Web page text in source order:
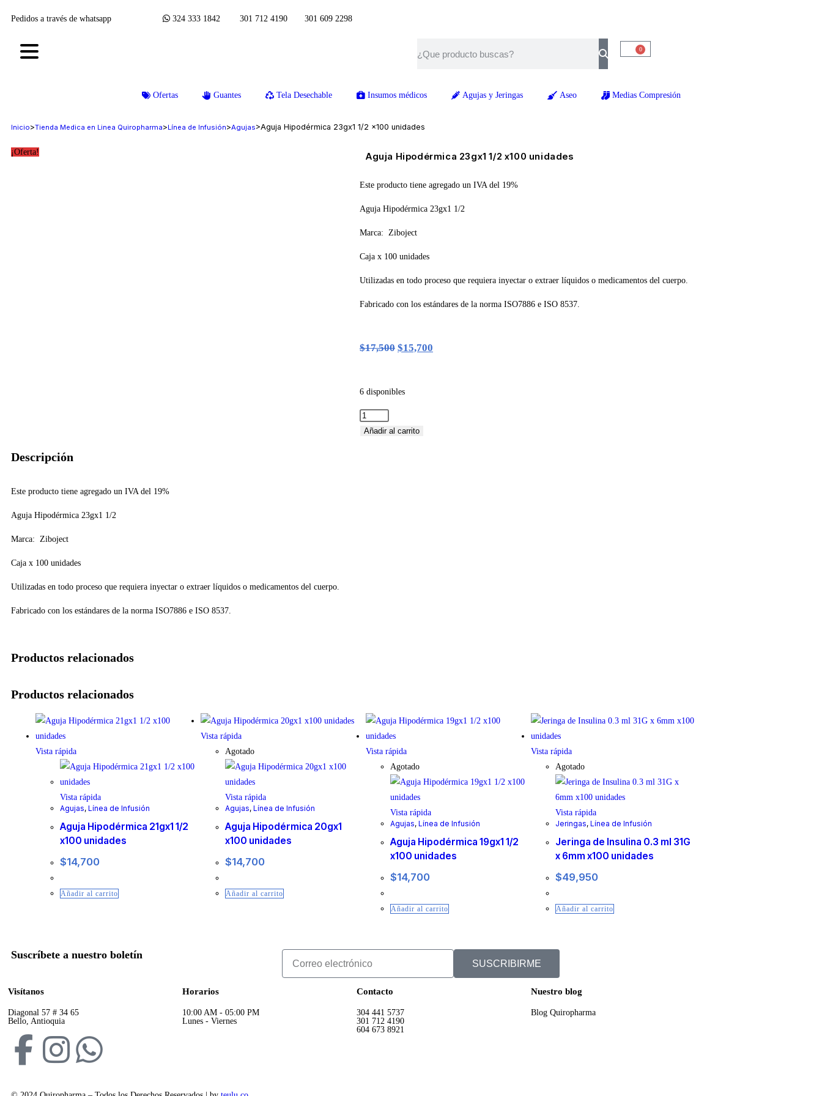
Pedidos a través de whatsapp 324 333 1842 301 712 4190 301 609 2298
0
Ofertas Guantes Tela Desechable Insumos médicos Agujas y Jeringas Aseo Medias Compresión
Inicio>Tienda Medica en Linea Quiropharma>Línea de Infusión>Agujas>Aguja Hipodérmica 23gx1 1/2 x100 unidades
¡Oferta! Aguja Hipodérmica 23gx1 1/2 x100 unidades
Este producto tiene agregado un IVA del 19%
Aguja Hipodérmica 23gx1 1/2
Marca: Ziboject
Caja x 100 unidades
Utilizadas en todo proceso que requiera inyectar o extraer líquidos o medicamentos del cuerpo.
Fabricado con los estándares de la norma ISO7886 e ISO 8537.
$17,500 $15,700
6 disponibles
Añadir al carrito
Descripción
Este producto tiene agregado un IVA del 19%
Aguja Hipodérmica 23gx1 1/2
Marca: Ziboject
Caja x 100 unidades
Utilizadas en todo proceso que requiera inyectar o extraer líquidos o medicamentos del cuerpo.
Fabricado con los estándares de la norma ISO7886 e ISO 8537.
Productos relacionados
Productos relacionados
Vista rápida
Vista rápida
Agujas, Línea de Infusión
Aguja Hipodérmica 21gx1 1/2
x100 unidades
$14,700
Añadir al carrito
Vista rápida
Agotado
Vista rápida
Agujas, Línea de Infusión
Aguja Hipodérmica 20gx1
x100 unidades
$14,700
Añadir al carrito
Vista rápida
Agotado
Vista rápida
Agujas, Línea de Infusión
Aguja Hipodérmica 19gx1 1/2
x100 unidades
$14,700
Añadir al carrito
Vista rápida
Agotado
Vista rápida
Jeringas, Línea de Infusión
Jeringa de Insulina 0.3 ml 31G
x 6mm x100 unidades
$49,950
Añadir al carrito
Suscríbete a nuestro boletín
SUSCRIBIRME
Visítanos
Diagonal 57 # 34 65
Bello, Antioquia
Horarios
10:00 AM - 05:00 PM
Lunes - Viernes
Contacto
304 441 5737
301 712 4190
604 673 8921
Nuestro blog
Blog Quiropharma